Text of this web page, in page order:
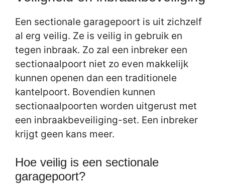
Een sectionale garagepoort is uit zichzelf
al erg veilig. Ze is veilig in gebruik en
tegen inbraak. Zo zal een inbreker een
sectionaalpoort niet zo even makkelijk
kunnen openen dan een traditionele
kantelpoort. Bovendien kunnen
sectionaalpoorten worden uitgerust met
een inbraakbeveiliging-set. Een inbreker
krijgt geen kans meer.
Hoe veilig is een sectionale
garagepoort?